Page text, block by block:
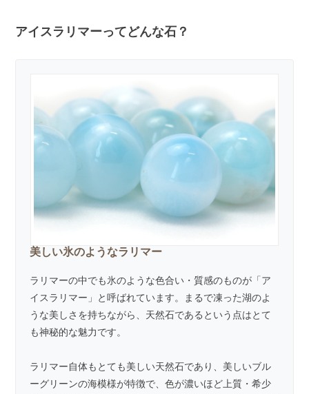
アイスラリマーってどんな石？
美しい氷のようなラリマー
ラリマーの中でも氷のような色合い・質感のものが「ア
イスラリマー」と呼ばれています。まるで凍った湖のよ
うな美しさを持ちながら、天然石であるという点はとて
も神秘的な魅力です。
ラリマー自体もとても美しい天然石であり、美しいブル
ーグリーンの海模様が特徴で、色が濃いほど上質・希少